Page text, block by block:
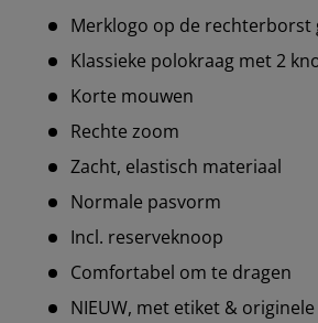
Merklogo op de
Klassieke polokraag met 2
Korte mouwen
Rechte zoom
Zacht, elastisch materiaal
Normale pasvorm
Incl. reserveknoop
Comfortabel om te dragen
NIEUW, met etiket &